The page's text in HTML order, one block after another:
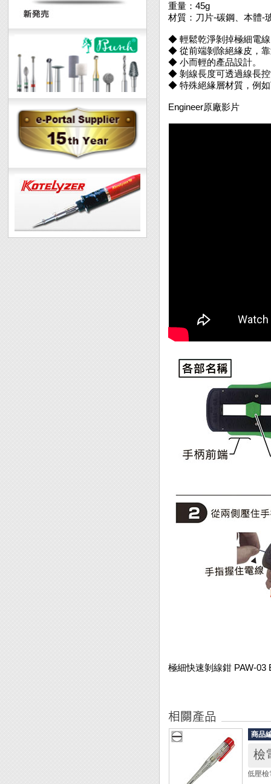
重量：45g
材質：刀片-碳鋼、本體-
◆ 輕鬆乾淨剝掉極細電
◆ 從前端剝除絕緣皮，
◆ 小而輕的產品設計。
◆ 剝線長度可透過線長
◆ 特殊絕緣層材質，例
Engineer原廠影片
極細快速剝線鉗 PAW-03
商品
檢
低壓